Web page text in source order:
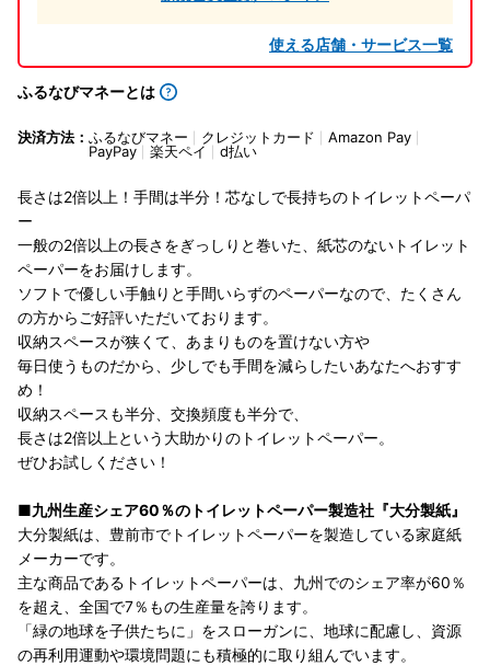
使える店舗・サービス一覧
ふるなびマネーとは
決済方法： ふるなびマネー クレジットカード
Amazon Pay
PayPay
楽天ペイ d払い
長さは2倍以上！手間は半分！芯なしで長持ちのトイレットペーパ
ー
一般の2倍以上の長さをぎっしりと巻いた、紙芯のないトイレット
ペーパーをお届けします。
ソフトで優しい手触りと手間いらずのペーパーなので、たくさん
の方からご好評いただいております。
収納スペースが狭くて、あまりものを置けない方や
毎日使うものだから、少しでも手間を減らしたいあなたへおすす
め！
収納スペースも半分、交換頻度も半分で、
長さは2倍以上という大助かりのトイレットペーパー。
ぜひお試しください！
■九州生産シェア60％のトイレットペーパー製造社『大分製紙』
大分製紙は、豊前市でトイレットペーパーを製造している家庭紙
メーカーです。
主な商品であるトイレットペーパーは、九州でのシェア率が60％
を超え、全国で7％もの生産量を誇ります。
「緑の地球を子供たちに」をスローガンに、地球に配慮し、資源
の再利用運動や環境問題にも積極的に取り組んでいます。